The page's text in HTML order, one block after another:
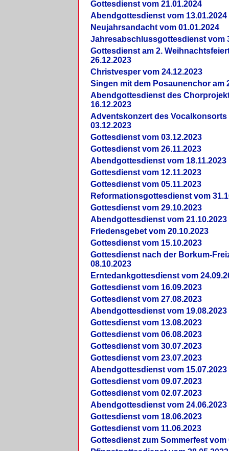
Gottesdienst vom 21.01.2024
Abendgottesdienst vom 13.01.2024
Neujahrsandacht vom 01.01.2024
Jahresabschlussgottesdienst vom
Gottesdienst am 2.
26.12.2023
Christvesper vom 24.12.2023
Singen mit dem Posaunenchor am
Abendgottesdienst des
16.12.2023
Adventskonzert des Vocalkonsorts
03.12.2023
Gottesdienst vom 03.12.2023
Gottesdienst vom 26.11.2023
Abendgottesdienst vom 18.11.2023
Gottesdienst vom 12.11.2023
Gottesdienst vom 05.11.2023
Reformationsgottesdienst vom
Gottesdienst vom 29.10.2023
Abendgottesdienst vom 21.10.2023
Friedensgebet vom 20.10.2023
Gottesdienst vom 15.10.2023
Gottesdienst nach der Borkum-
08.10.2023
Erntedankgottesdienst vom
Gottesdienst vom 16.09.2023
Gottesdienst vom 27.08.2023
Abendgottesdienst vom 19.08.2023
Gottesdienst vom 13.08.2023
Gottesdienst vom 06.08.2023
Gottesdienst vom 30.07.2023
Gottesdienst vom 23.07.2023
Abendgottesdienst vom 15.07.2023
Gottesdienst vom 09.07.2023
Gottesdienst vom 02.07.2023
Abendgottesdienst vom 24.06.2023
Gottesdienst vom 18.06.2023
Gottesdienst vom 11.06.2023
Gottesdienst zum Sommerfest vom